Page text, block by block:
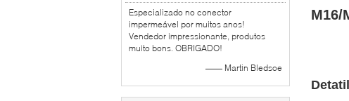
Especializado no conector
impermeável por muitos anos!
Vendedor impressionante, produtos
muito bons. OBRIGADO!
—— Martin Bledsoe
M16/